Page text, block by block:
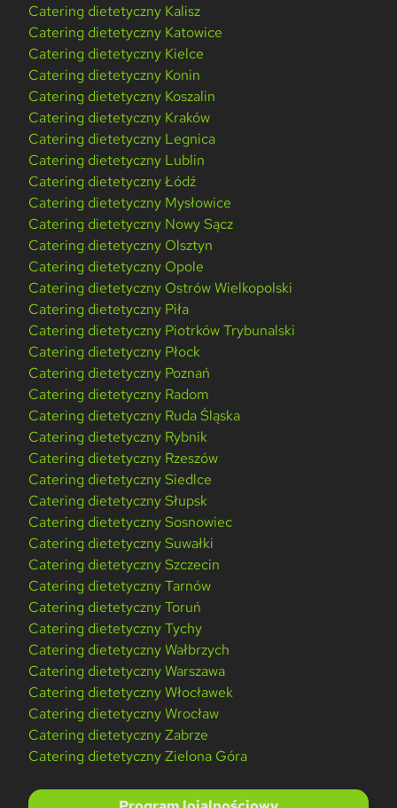
Catering dietetyczny Kalisz
Catering dietetyczny Katowice
Catering dietetyczny Kielce
Catering dietetyczny Konin
Catering dietetyczny Koszalin
Catering dietetyczny Kraków
Catering dietetyczny Legnica
Catering dietetyczny Lublin
Catering dietetyczny Łódź
Catering dietetyczny Mysłowice
Catering dietetyczny Nowy Sącz
Catering dietetyczny Olsztyn
Catering dietetyczny Opole
Catering dietetyczny Ostrów Wielkopolski
Catering dietetyczny Piła
Catering dietetyczny Piotrków Trybunalski
Catering dietetyczny Płock
Catering dietetyczny Poznań
Catering dietetyczny Radom
Catering dietetyczny Ruda Śląska
Catering dietetyczny Rybnik
Catering dietetyczny Rzeszów
Catering dietetyczny Siedlce
Catering dietetyczny Słupsk
Catering dietetyczny Sosnowiec
Catering dietetyczny Suwałki
Catering dietetyczny Szczecin
Catering dietetyczny Tarnów
Catering dietetyczny Toruń
Catering dietetyczny Tychy
Catering dietetyczny Wałbrzych
Catering dietetyczny Warszawa
Catering dietetyczny Włocławek
Catering dietetyczny Wrocław
Catering dietetyczny Zabrze
Catering dietetyczny Zielona Góra